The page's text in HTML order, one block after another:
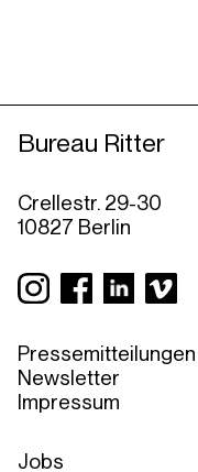
Bureau Ritter
Crellestr. 29-30
10827 Berlin
Pressemitteilungen
Newsletter
Impressum
Jobs